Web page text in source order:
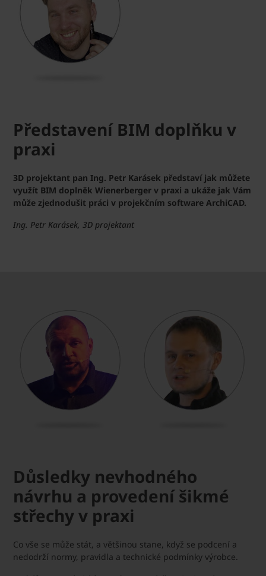
Představení BIM doplňku v
praxi
3D projektant pan Ing. Petr Karásek představí jak můžete
využít BIM doplněk Wienerberger v praxi a ukáže jak Vám
může zjednodušit práci v projekčním software ArchiCAD.
Ing. Petr Karásek, 3D projektant
Důsledky nevhodného
návrhu a provedení šikmé
střechy v praxi
Co vše se může stát, a většinou stane, když se podcení a
nedodrží normy, pravidla a technické podmínky výrobce.